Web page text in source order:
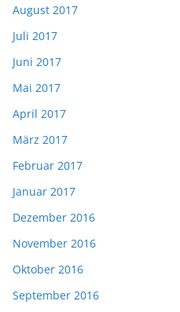
August 2017
Juli 2017
Juni 2017
Mai 2017
April 2017
März 2017
Februar 2017
Januar 2017
Dezember 2016
November 2016
Oktober 2016
September 2016